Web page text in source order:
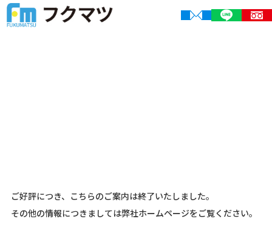
ご好評につき、こちらのご案内は終了いたしました。
その他の情報につきましては弊社ホームページをご覧ください。